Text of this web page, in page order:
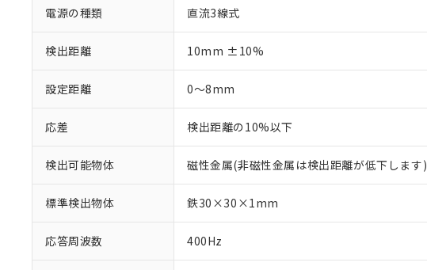
電源の種類 直流3線式
検出距離 10mm ±10%
設定距離 0～8mm
応差 検出距離の10%以下
検出可能物体 磁性金属(非磁性金属は検出距離が低下します)
標準検出物体 鉄30×30×1mm
応答周波数 400Hz